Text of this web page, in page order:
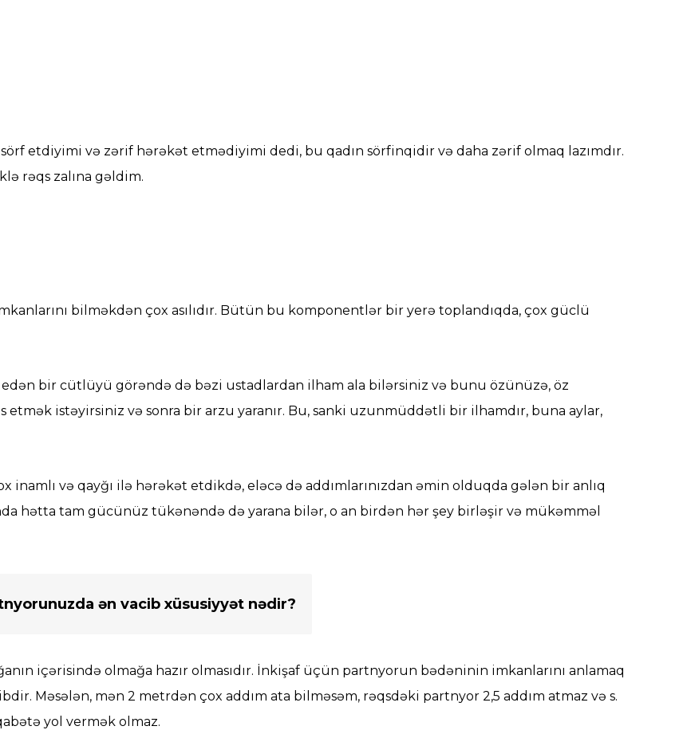
etdiyimi və zərif hərəkət etmədiyimi dedi, bu qadın sörfinqidir və daha zərif olmaq lazımdır.
rəqs zalına gəldim.
bilməkdən çox asılıdır. Bütün bu komponentlər bir yerə toplandıqda, çox güclü
bir cütlüyü görəndə də bəzi ustadlardan ilham ala bilərsiniz və bunu özünüzə, öz
istəyirsiniz və sonra bir arzu yaranır. Bu, sanki uzunmüddətli bir ilhamdır, buna aylar,
inamlı və qayğı ilə hərəkət etdikdə, eləcə də addımlarınızdan əmin olduqda gələn bir anlıq
hətta tam gücünüz tükənəndə də yarana bilər, o an birdən hər şey birləşir və mükəmməl
ən vacib xüsusiyyət nədir?
içərisində olmağa hazır olmasıdır. İnkişaf üçün partnyorun bədəninin imkanlarını anlamaq
Məsələn, mən 2 metrdən çox addım ata bilməsəm, rəqsdəki partnyor 2,5 addım atmaz və s.
yol vermək olmaz.